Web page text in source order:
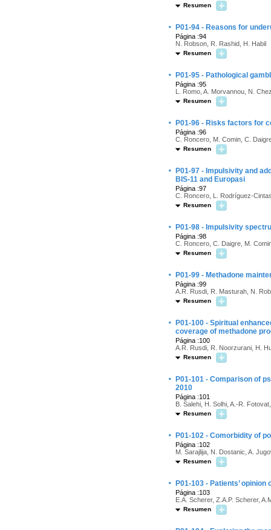
Resumen
· P01-94 - Reasons for
Página :94
N. Robson, R. Rashid, H. Habil
Resumen
· P01-95 - Pathological
Página :95
L. Romo, A. Morvannou, N.
Resumen
· P01-96 - Risks factors for
Página :96
C. Roncero, M. Comin, C.
Resumen
·
P01-97 - Impulsivity and
BIS-11 and Europasi
Página :97
C. Roncero, L. Rodríguez-
Resumen
· P01-98 - Impulsivity
Página :98
C. Roncero, C. Daigre, M.
Resumen
· P01-99 - Methadone
Página :99
A.R. Rusdi, R. Masturah, N.
Resumen
·
P01-100 - Spiritual
coverage of methadone
Página :100
A.R. Rusdi, R. Noorzurani, H.
Resumen
·
P01-101 - Comparison of
2010
Página :101
B. Salehi, H. Solhi, A.-R.
Resumen
· P01-102 - Comorbidity of
Página :102
M. Sarajlija, N. Dostanic, A.
Resumen
· P01-103 - Patients’
Página :103
E.A. Scherer, Z.A.P. Scherer,
Resumen